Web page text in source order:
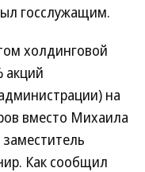
госслужащим.
холдинговой
акций
на
вместо Михаила
Как сообщил